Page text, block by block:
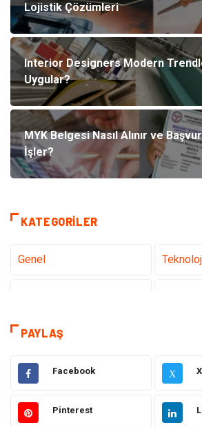
Lojistik Çözümleri
Interior Designers Modern
Uygular?
MYK Belgesi Nasıl Alınır ve
İşler?
KATEGORILER
Genel
Dekorasyon
Elektrik Elektronik Ulaşım
Gıda Eğitim &
PAYLAŞ
Facebook X
Pinterest